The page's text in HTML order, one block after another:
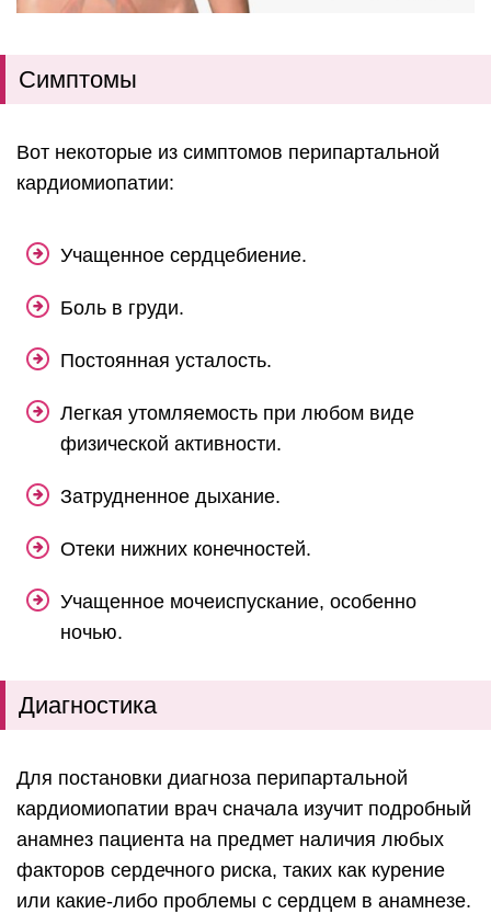
Симптомы
Вот некоторые из симптомов перипартальной
кардиомиопатии:
Учащенное сердцебиение.
Боль в груди.
Постоянная усталость.
Легкая утомляемость при любом виде
физической активности.
Затрудненное дыхание.
Отеки нижних конечностей.
Учащенное мочеиспускание, особенно
ночью.
Диагностика
Для постановки диагноза перипартальной
кардиомиопатии врач сначала изучит подробный
анамнез пациента на предмет наличия любых
факторов сердечного риска, таких как курение
или какие-либо проблемы с сердцем в анамнезе.